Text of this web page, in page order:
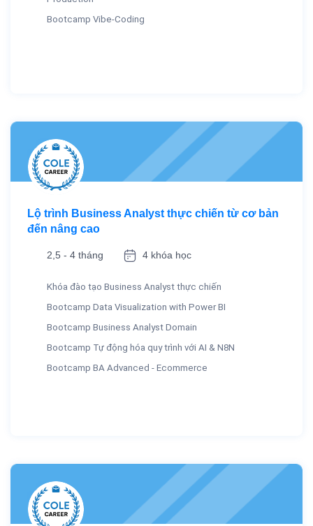
Bootcamp Vibe-Coding
Lộ trình Business Analyst thực chiến từ cơ bản
đến nâng cao
2,5 - 4 tháng 4 khóa học
Khóa đào tạo Business Analyst thực chiến
Bootcamp Data Visualization with Power BI
Bootcamp Business Analyst Domain
Bootcamp Tự động hóa quy trình với AI & N8N
Bootcamp BA Advanced - Ecommerce